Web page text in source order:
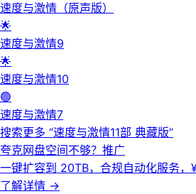
速度与激情（原声版）
🌟
速度与激情9
🌟
速度与激情10
🟢
速度与激情7
搜索更多 “速度与激情11部 典藏版”
夸克网盘空间不够？ 推广
一键扩容到 20TB，合规自动化服务，
了解详情 →